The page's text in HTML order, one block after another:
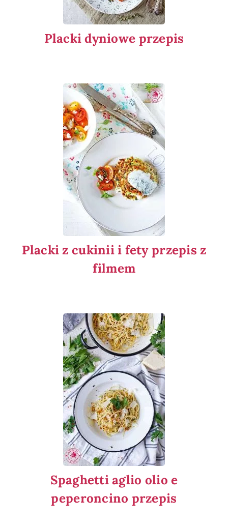
Placki dyniowe przepis
Placki z cukinii i fety przepis z
filmem
Spaghetti aglio olio e
peperoncino przepis